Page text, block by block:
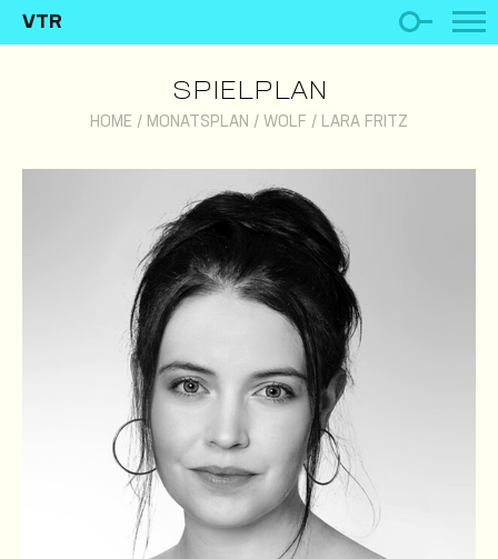
VTR
SPIELPLAN
HOME / MONATSPLAN / WOLF / LARA FRITZ